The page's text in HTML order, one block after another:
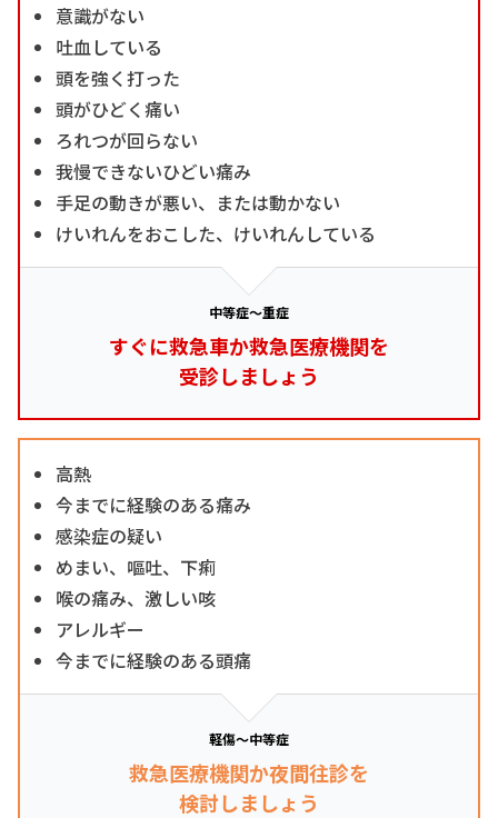
意識がない
吐血している
頭を強く打った
頭がひどく痛い
ろれつが回らない
我慢できないひどい痛み
手足の動きが悪い、または動かない
けいれんをおこした、けいれんしている
中等症～重症
すぐに救急車か救急医療機関を
受診しましょう
高熱
今までに経験のある痛み
感染症の疑い
めまい、嘔吐、下痢
喉の痛み、激しい咳
アレルギー
今までに経験のある頭痛
軽傷～中等症
救急医療機関か夜間往診を
検討しましょう